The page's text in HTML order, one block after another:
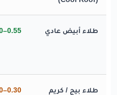
طلاء أبيض عادي 0.55–0.70
طلاء بيج / كريم 0.30–0.50